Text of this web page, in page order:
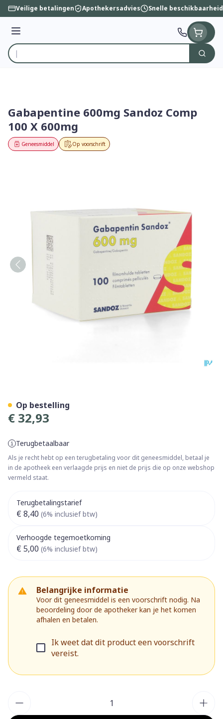
Ga naar de inhoud
Veilige betalingen Apothekersadvies Snelle beschikbaarheid
Menu
Product, merk, categorie...
Zoek
Gabapentine 600mg Sandoz Comp
100 X 600mg
Op voorschrift
Geneesmiddel
€ 32,93
Terugbetaalbaar
Als je recht hebt op een terugbetaling voor dit geneesmiddel, betaal je
in de apotheek een verlaagde prijs en niet de prijs die op onze webshop
vermeld staat.
Terugbetalingstarief
€ 8,40 (6% inclusief btw)
Verhoogde tegemoetkoming
€ 5,00 (6% inclusief btw)
Belangrijke informatie
Voor dit geneesmiddel is een voorschrift nodig. Na
beoordeling door de apotheker kan je het komen
afhalen en betalen.
Ik weet dat dit product een voorschrift
vereist.
Op bestelling